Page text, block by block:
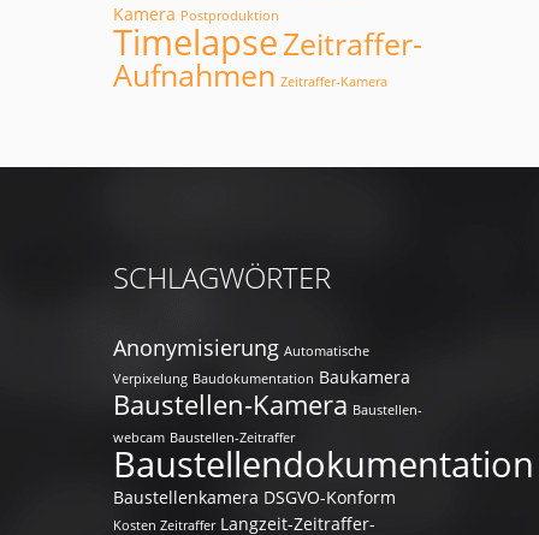
Kamera Postproduktion
TimelapseZeitraffer-
Aufnahmen Zeitraffer-Kamera
SCHLAGWÖRTER
Anonymisierung Automatische
Verpixelung Baudokumentation Baukamera
Baustellen-Kamera Baustellen-
webcam Baustellen-Zeitraffer
Baustellendokumentation
Baustellenkamera DSGVO-Konform
Kosten Zeitraffer Langzeit-Zeitraffer-